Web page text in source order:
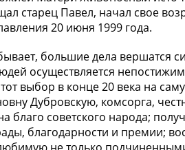
старец Павел, начал свое
20 июня 1999 года.
большие дела вершатся
осуществляется
выбор в конце 20 века на
Дубровскую, комсорга,
благо советского народа;
благодарности и премии;